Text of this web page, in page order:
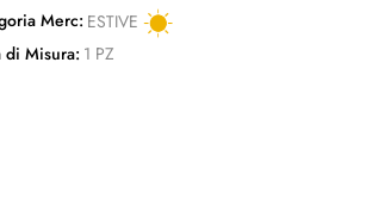
Merc: ESTIVE
di Misura: 1 PZ